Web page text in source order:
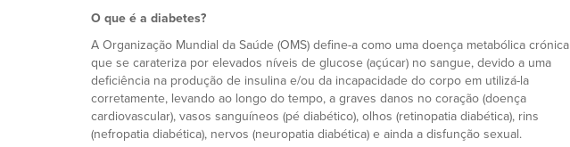
O que é a diabetes?
A Organização Mundial da Saúde (OMS) define-a como uma doença metabólica crónica
que se carateriza por elevados níveis de glucose (açúcar) no sangue, devido a uma
deficiência na produção de insulina e/ou da incapacidade do corpo em utilizá-la
corretamente, levando ao longo do tempo, a graves danos no coração (doença
cardiovascular), vasos sanguíneos (pé diabético), olhos (retinopatia diabética), rins
(nefropatia diabética), nervos (neuropatia diabética) e ainda a disfunção sexual.